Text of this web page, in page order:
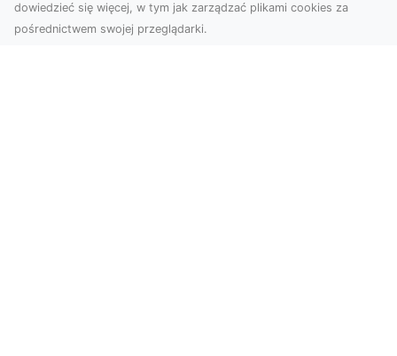
dowiedzieć się więcej, w tym jak zarządzać plikami cookies za
pośrednictwem swojej przeglądarki.